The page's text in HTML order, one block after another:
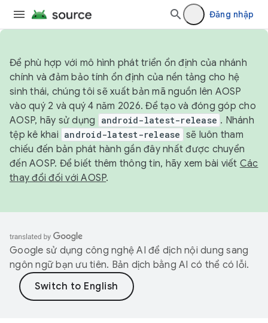
Đăng nhập
Để phù hợp với mô hình phát triển ổn định của nhánh
chính và đảm bảo tính ổn định của nền tảng cho hệ
sinh thái, chúng tôi sẽ xuất bản mã nguồn lên AOSP
vào quý 2 và quý 4 năm 2026. Để tạo và đóng góp cho
AOSP, hãy sử dụng
android-latest-release . Nhánh
tệp kê khai android-latest-release sẽ luôn tham
chiếu đến bản phát hành gần đây nhất được chuyển
đến AOSP. Để biết thêm thông tin, hãy xem bài viết Các
thay đổi đối với AOSP.
Google sử dụng công nghệ AI để dịch nội dung sang
ngôn ngữ bạn ưu tiên. Bản dịch bằng AI có thể có lỗi.